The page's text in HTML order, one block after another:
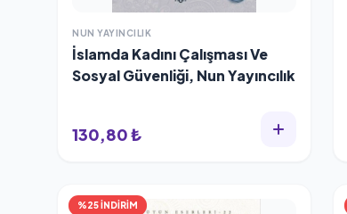
NUN YAYINCILIK
İslamda Kadını Çalışması Ve
Sosyal Güvenliği, Nun Yayıncılık
130,80 ₺
%25 İNDİRİM